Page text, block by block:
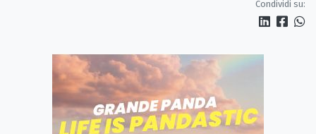
Condividi su: